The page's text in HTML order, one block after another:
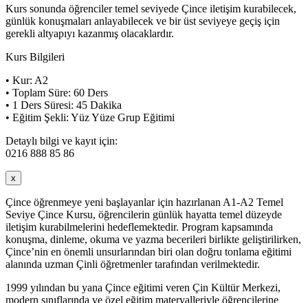
Kurs sonunda öğrenciler temel seviyede Çince iletişim kurabilecek,
günlük konuşmaları anlayabilecek ve bir üst seviyeye geçiş için
gerekli altyapıyı kazanmış olacaklardır.
Kurs Bilgileri
• Kur: A2
• Toplam Süre: 60 Ders
• 1 Ders Süresi: 45 Dakika
• Eğitim Şekli: Yüz Yüze Grup Eğitimi
Detaylı bilgi ve kayıt için:
0216 888 85 86
x
Çince öğrenmeye yeni başlayanlar için hazırlanan A1-A2 Temel
Seviye Çince Kursu, öğrencilerin günlük hayatta temel düzeyde
iletişim kurabilmelerini hedeflemektedir. Program kapsamında
konuşma, dinleme, okuma ve yazma becerileri birlikte geliştirilirken,
Çince’nin en önemli unsurlarından biri olan doğru tonlama eğitimi
alanında uzman Çinli öğretmenler tarafından verilmektedir.
1999 yılından bu yana Çince eğitimi veren Çin Kültür Merkezi,
modern sınıflarında ve özel eğitim materyalleriyle öğrencilerine